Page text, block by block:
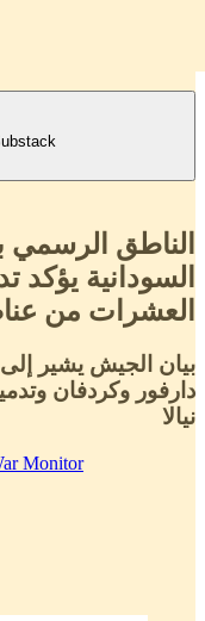
الناطق الرسمي
العشرات من
بيان الجيش يشير
دارفور وكردفان
نيالا
Monitor